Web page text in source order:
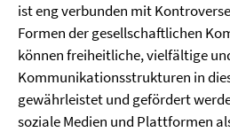
ist eng verbunden mit
Formen der gesellschaftlichen
können freiheitliche, vielfältige
Kommunikationsstrukturen in
gewährleistet und gefördert
soziale Medien und Plattformen